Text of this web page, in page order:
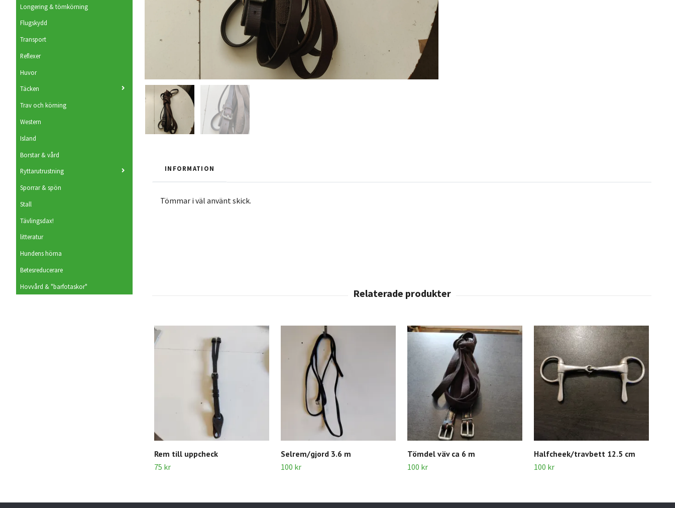
Longering & tömkörning
Flugskydd
Transport
Reflexer
Huvor
Täcken
Trav och körning
Western
Island
Borstar & vård
Ryttarutrustning
Sporrar & spön
Stall
Tävlingsdax!
litteratur
Hundens hörna
Betesreducerare
Hovvård & "barfotaskor"
INFORMATION
Tömmar i väl använt skick.
Rem till uppcheck
75 kr
Selrem/gjord 3.6 m
100 kr
Tömdel väv ca 6 m
100 kr
Halfcheek/travbett 12.5 cm
100 kr